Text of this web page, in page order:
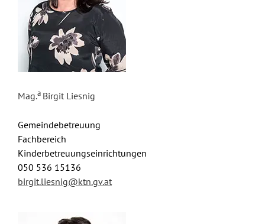
Mag.a Birgit Liesnig
Gemeindebetreuung
Fachbereich
Kinderbetreuungseinrichtungen
050 536 15136
birgit.liesnig@ktn.gv.at